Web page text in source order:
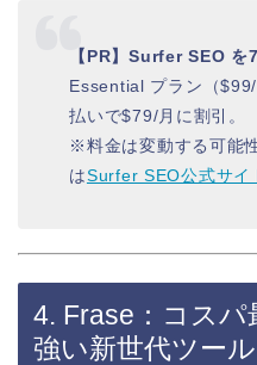
【PR】Surfer SEO を
Essential プラン（
払いで$79/月に割引。
※料金は変動する可能
はSurfer SEO公式サイ
4. Frase：コスパ
強い新世代ツール